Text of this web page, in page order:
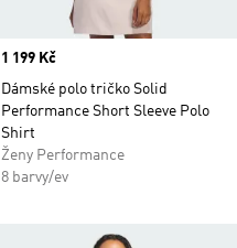
Price
1 199 Kč
Dámské polo tričko Solid
Performance Short Sleeve Polo
Shirt
Ženy Performance
8 barvy/ev